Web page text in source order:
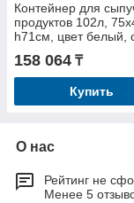
Контейнер для
продуктов 102л,
h71см, цвет белый,
Jiwins JW-S102
158 064 ₸
Купить
О нас
Рейтинг не
Менее 5